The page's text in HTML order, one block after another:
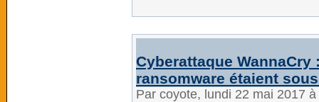
Cyberattaque WannaCry
ransomware étaient
Par coyote, lundi 22 mai 2017